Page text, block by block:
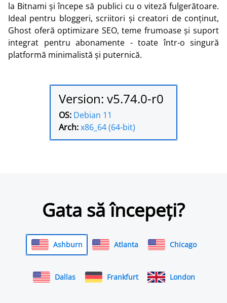
la Bitnami și începe să publici cu o viteză fulgerătoare.
Ideal pentru bloggeri, scriitori și creatori de conținut,
Ghost oferă optimizare SEO, teme frumoase și suport
integrat pentru abonamente - toate într-o singură
platformă minimalistă și puternică.
Version: v5.74.0-r0
OS: Debian 11
Arch:x86_64 (64-bit)
Gata să începeți?
Ashburn Atlanta Chicago
Dallas Frankfurt London